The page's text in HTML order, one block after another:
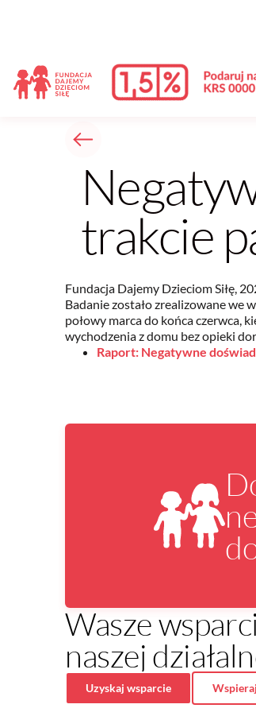
trakcie
Fundacja Dajemy Dzieciom Siłę,
Badanie zostało zrealizowane we
połowy marca do końca czerwca,
wychodzenia z domu bez opieki
Raport: Negatywne
Wasze
naszej
Uzyskaj wsparcie